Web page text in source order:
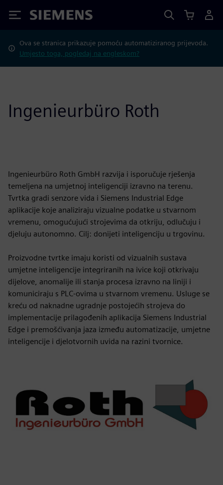
Siemens
Ova se stranica prikazuje pomoću automatiziranog prijevoda.
Umjesto toga, pogledaj na engleskom?
Ingenieurbüro Roth
Ingenieurbüro Roth GmbH razvija i isporučuje rješenja
temeljena na umjetnoj inteligenciji izravno na terenu.
Tvrtka gradi senzore vida i Siemens Industrial Edge
aplikacije koje analiziraju vizualne podatke u stvarnom
vremenu, omogućujući strojevima da otkriju, odlučuju i
djeluju autonomno. Cilj: donijeti inteligenciju u trgovinu.
Proizvodne tvrtke imaju koristi od vizualnih sustava
umjetne inteligencije integriranih na ivice koji otkrivaju
dijelove, anomalije ili stanja procesa izravno na liniji i
komuniciraju s PLC-ovima u stvarnom vremenu. Usluge se
kreću od naknadne ugradnje postojećih strojeva do
implementacije prilagođenih aplikacija Siemens Industrial
Edge i premošćivanja jaza između automatizacije, umjetne
inteligencije i djelotvornih uvida na razini tvornice.